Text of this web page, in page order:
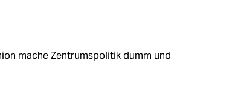
mache Zentrumspolitik dumm und